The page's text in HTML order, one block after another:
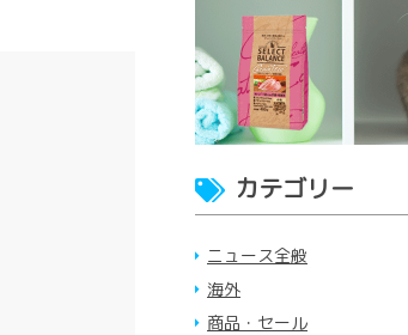
カテゴリー
ニュース全般
海外
商品・セール